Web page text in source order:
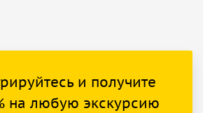
и получите
на любую экскурсию